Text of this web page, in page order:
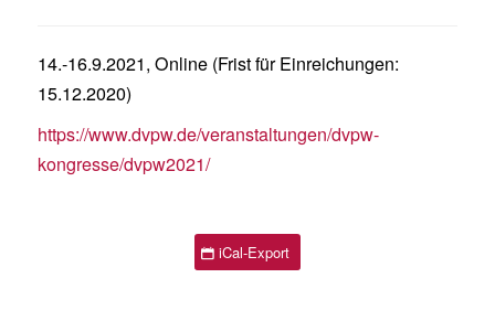
14.-16.9.2021, Online (Frist für Einreichungen:
15.12.2020)
https://www.dvpw.de/veranstaltungen/dvpw-
kongresse/dvpw2021/
iCal-Export